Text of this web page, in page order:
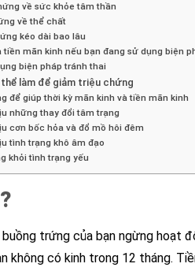
về sức khỏe tâm thần
về thể chất
kéo dài bao lâu
tiền mãn kinh nếu bạn đang sử dụng biện
biện pháp tránh thai
làm để giảm triệu chứng
để giúp thời kỳ mãn kinh và tiền mãn kinh
những thay đổi tâm trạng
cơn bốc hỏa và đổ mồ hôi đêm
tình trạng khô âm đạo
khỏi tình trạng yếu
trứng của bạn ngừng hoạt
không có kinh trong 12 tháng.